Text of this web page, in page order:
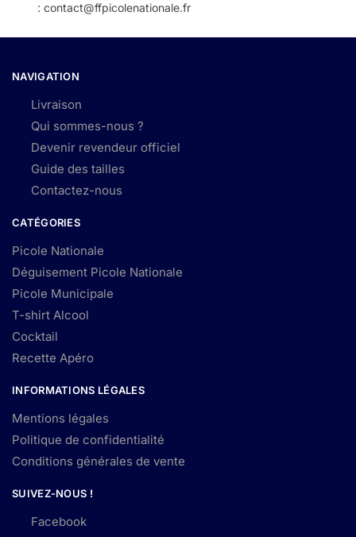
: contact@ffpicolenationale.fr
NAVIGATION
Livraison
Qui sommes-nous ?
Devenir revendeur officiel
Guide des tailles
Contactez-nous
CATÉGORIES
Picole Nationale
Déguisement Picole Nationale
Picole Municipale
T-shirt Alcool
Cocktail
Recette Apéro
INFORMATIONS LÉGALES
Mentions légales
Politique de confidentialité
Conditions générales de vente
SUIVEZ-NOUS !
Facebook